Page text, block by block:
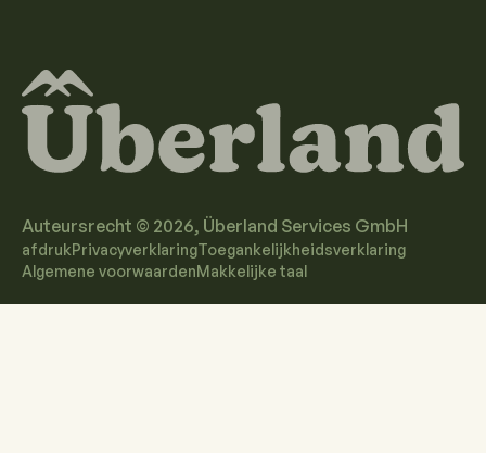
Auteursrecht © 2026, Überland Services GmbH
afdrukPrivacyverklaringToegankelijkheidsverklaring
Algemene voorwaardenMakkelijke taal